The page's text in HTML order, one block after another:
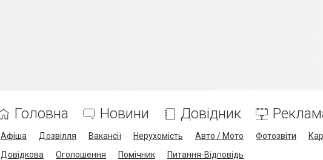
Головна Новини Довідник
Афіша Дозвілля Вакансії Нерухомість Авто / Мото Фотозвіти
Довідкова
Оголошення Помічник Питання-Відповідь